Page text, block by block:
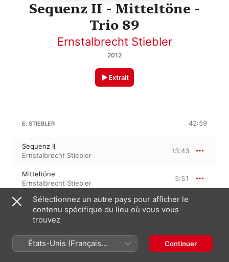
Sequenz II - Mitteltöne -
Trio 89
Ernstalbrecht Stiebler
2012
Extrait
E. STIEBLER 42:59
Sequenz II
Ernstalbrecht Stiebler
13:43
Mitteltöne
Ernstalbrecht Stiebler
5:51
Trio 89
Ernstalbrecht Stiebler,
Robyn
Schulkowsky ,Marianne Schroeder,
Frances-Marie Uitti
23:25
9 avril 2012
Sélectionnez un autre pays pour afficher le
contenu spécifique du lieu où vous vous
trouvez
États-Unis (Français
France)
Continuer